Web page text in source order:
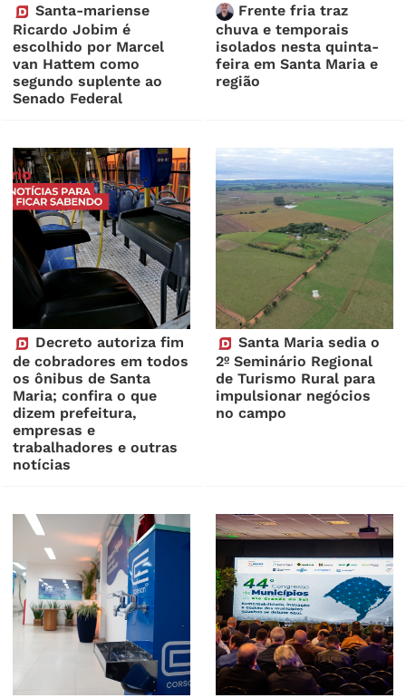
Santa-mariense
Ricardo Jobim é
escolhido por Marcel
van Hattem como
segundo suplente ao
Senado Federal
Frente fria traz
chuva e temporais
isolados nesta quinta-
feira em Santa Maria e
região
Decreto autoriza fim
de cobradores em todos
os ônibus de Santa
Maria; confira o que
dizem prefeitura,
empresas e
trabalhadores e outras
notícias
Santa Maria sedia o
2º Seminário Regional
de Turismo Rural para
impulsionar negócios
no campo